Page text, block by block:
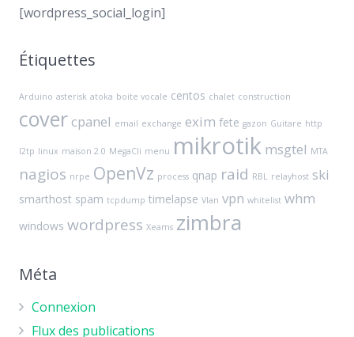
[wordpress_social_login]
Étiquettes
Arduino asterisk atoka boite vocale centos chalet construction
cover cpanel email exchange exim fete gazon Guitare http
l2tp linux maison 2.0 MegaCli menu mikrotik msgtel MTA
nagios nrpe OpenVz process qnap raid RBL relayhost ski
smarthost spam tcpdump timelapse Vlan vpn whitelist whm
windows wordpress Xeams zimbra
Méta
Connexion
Flux des publications